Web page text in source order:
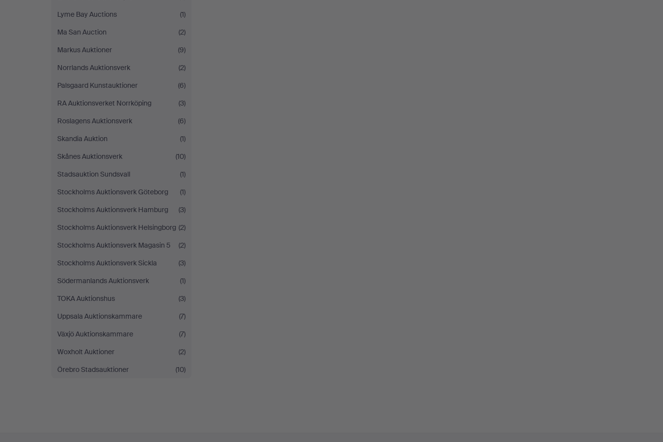
Lyme Bay Auctions
(1)
Ma San Auction
(2)
Markus Auktioner
(9)
Norrlands Auktionsverk
(2)
Palsgaard Kunstauktioner
(6)
RA Auktionsverket Norrköping
(3)
Roslagens Auktionsverk
(6)
Skandia Auktion
(1)
Skånes Auktionsverk
(10)
Stadsauktion Sundsvall
(1)
Stockholms Auktionsverk Göteborg
(1)
Stockholms Auktionsverk Hamburg
(3)
Stockholms Auktionsverk Helsingborg (2)
Stockholms Auktionsverk Magasin 5
(2)
Stockholms Auktionsverk Sickla
(3)
Södermanlands Auktionsverk
(1)
TOKA Auktionshus
(3)
Uppsala Auktionskammare
(7)
Växjö Auktionskammare
(7)
Woxholt Auktioner
(2)
Örebro Stadsauktioner
(10)